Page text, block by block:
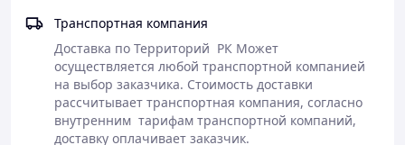
Транспортная компания
Доставка по Территорий  РК Может
осуществляется любой транспортной компанией
на выбор заказчика. Стоимость доставки
рассчитывает транспортная компания, согласно
внутренним  тарифам транспортной компаний,
доставку оплачивает заказчик.